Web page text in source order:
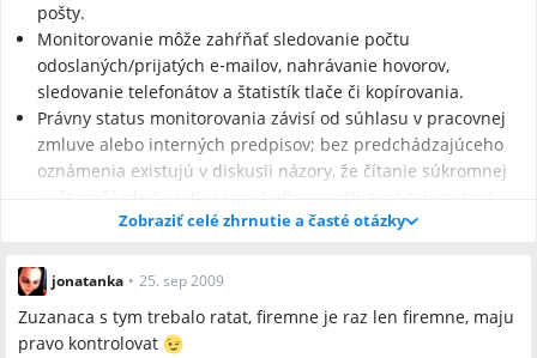
pošty.
Monitorovanie môže zahŕňať sledovanie počtu
odoslaných/prijatých e‑mailov, nahrávanie hovorov,
sledovanie telefonátov a štatistík tlače či kopírovania.
Právny status monitorovania závisí od súhlasu v pracovnej
zmluve alebo interných predpisov; bez predchádzajúceho
oznámenia existujú v diskusii názory, že čítanie súkromnej
garantované ústavou).
Najčastejšie otázky
Zobraziť celé zhrnutie a časté otázky
jonatanka • 25. sep 2009
Zuzanaca s tym trebalo ratat, firemne je raz len firemne, maju
pravo kontrolovat